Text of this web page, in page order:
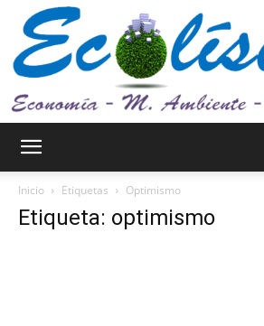
Inicio Etiquetas Optimismo
Etiqueta: optimismo